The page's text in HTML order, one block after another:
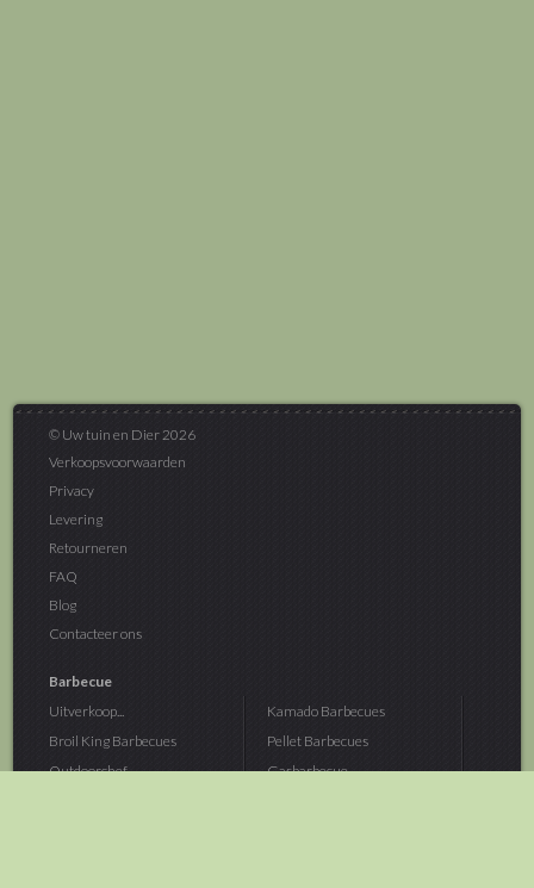
© Uw tuin en Dier 2026
Verkoopsvoorwaarden
Privacy
Levering
Retourneren
FAQ
Blog
Contacteer ons
Barbecue
Uitverkoop...
Broil King Barbecues
Outdoorchef...
Kamado Barbecues
Pellet Barbecues
Gasbarbecue